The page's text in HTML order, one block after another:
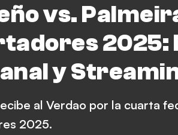
vs.
2025:
y
al Verdao por la cuarta
2025.